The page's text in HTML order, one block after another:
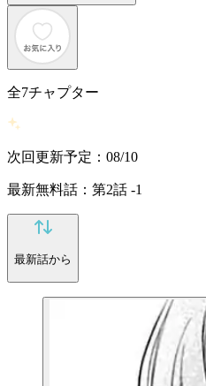
全7チャプター
次回更新予定：08/10
最新無料話：第2話 -1
最新話から